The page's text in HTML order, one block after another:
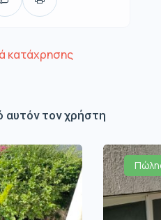
κατάχρησης
αυτόν τον χρήστη